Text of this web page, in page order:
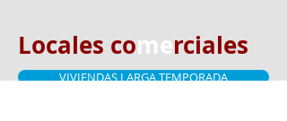
Locales comerciales
VIVIENDAS LARGA TEMPORADA